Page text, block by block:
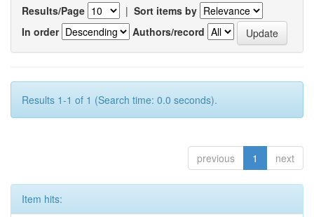
Results/Page | Sort items by
In order
Authors/record
Results 1-1 of 1 (Search time: 0.0 seconds).
previous 1 next
Item hits: